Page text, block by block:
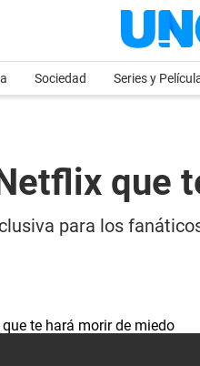
Sociedad Series y
que
para los